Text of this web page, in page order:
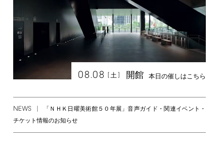
08.08 [土] 開館 本日の催しはこちら
NEWS
「ＮＨＫ日曜美術館５０年展」音声ガイド・関連イベント・
チケット情報のお知らせ